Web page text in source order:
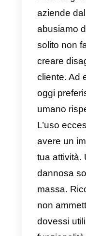
utili per
per
sul tuo
tuoi
sono di